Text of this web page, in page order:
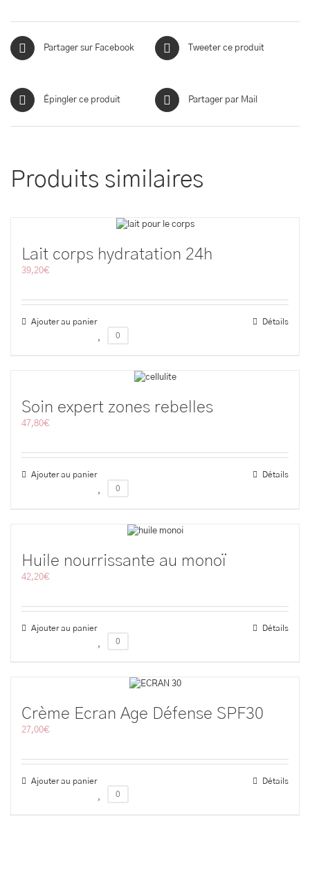
Partager sur Facebook Tweeter ce produit
Épingler ce produit Partager par Mail
Produits similaires
Lait corps hydratation 24h
39,20€
Ajouter au panier
Détails
0
Soin expert zones rebelles
47,80€
Ajouter au panier
Détails
0
Huile nourrissante au monoï
42,20€
Ajouter au panier
Détails
0
Crème Ecran Age Défense SPF30
27,00€
Ajouter au panier
Détails
0